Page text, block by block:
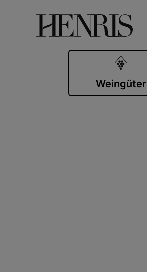
Weingüter